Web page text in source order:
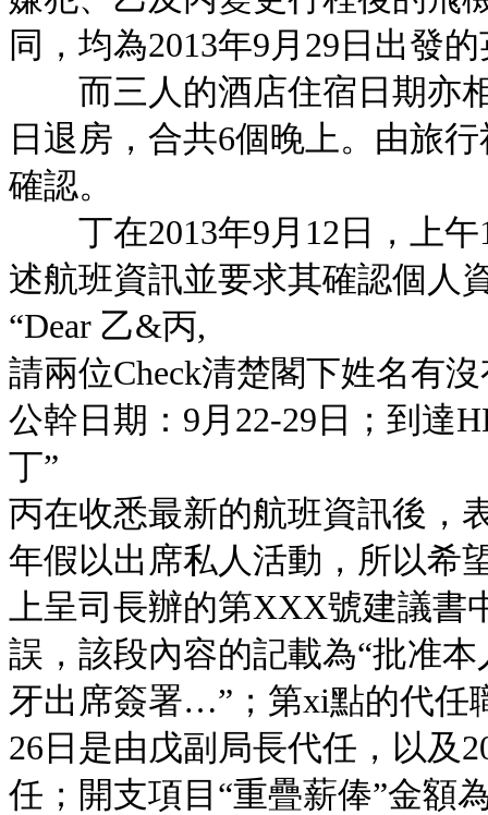
同，均為2013年9月29日出發
而三人的酒店住宿日期亦相
日退房，合共6個晚上。由旅
確認。
丁在2013年9月12日，上午
述航班資訊並要求其確認個人
“Dear 乙&丙,
請兩位Check清楚閣下姓名有
公幹日期：9月22-29日；到達
丁”
丙在收悉最新的航班資訊後，
年假以出席私人活動，所以希
上呈司長辦的第XXX號建議書
誤，該段內容的記載為“批准
牙出席簽署…”；第xi點的代任
26日是由戊副局長代任，以及
任；開支項目“重疊薪俸”金額